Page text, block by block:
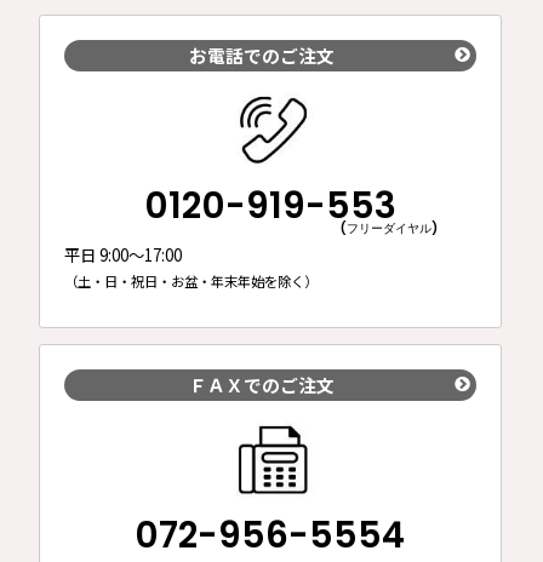
お電話でのご注文
0120-919-553
(フリーダイヤル)
平日 9:00～17:00
（土・日・祝日・お盆・年末年始を除く）
ＦＡＸでのご注文
072-956-5554